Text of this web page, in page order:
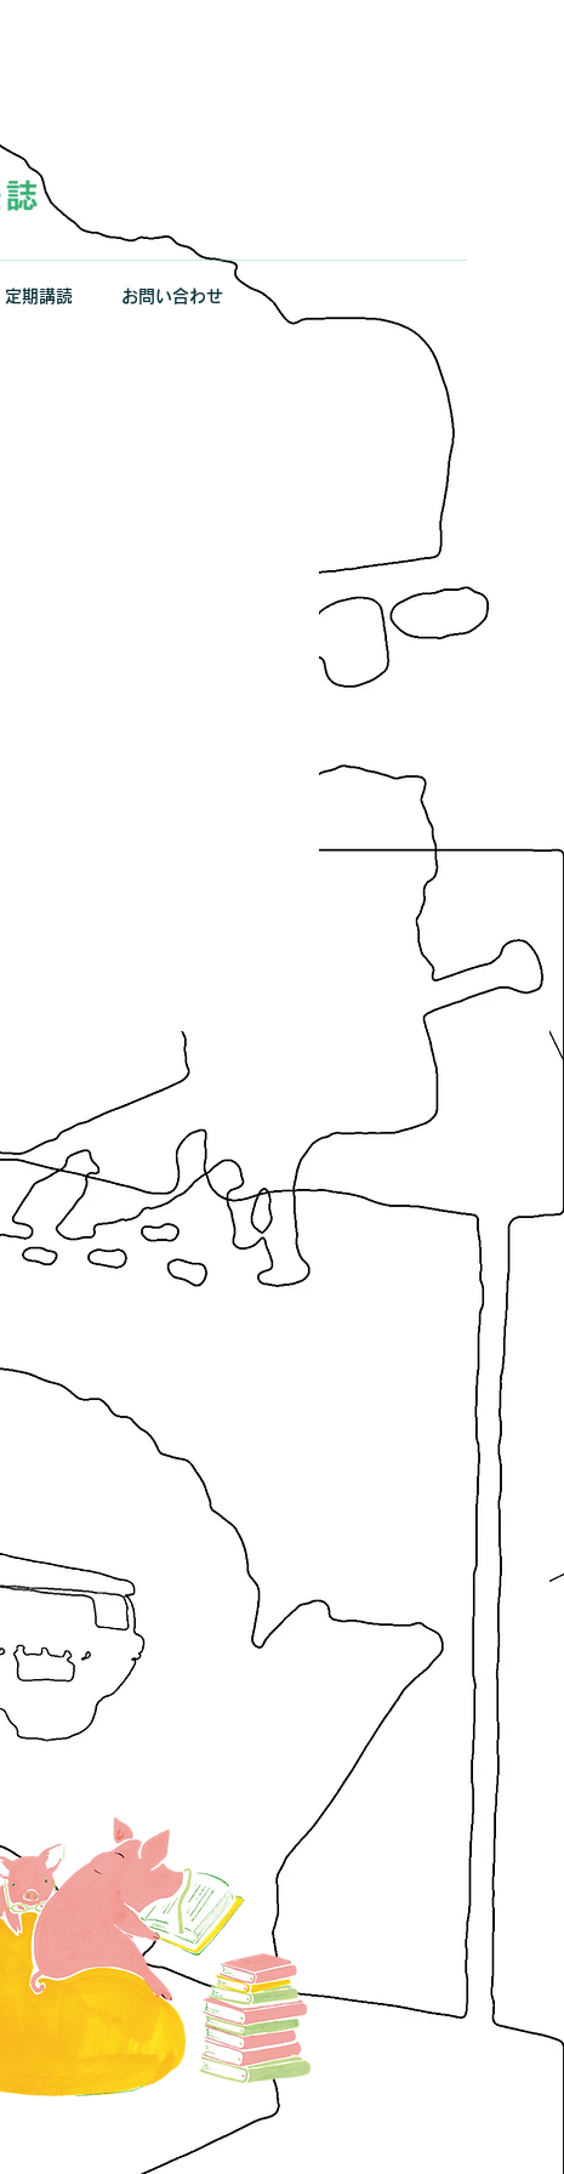
定期講読 お問い合わせ